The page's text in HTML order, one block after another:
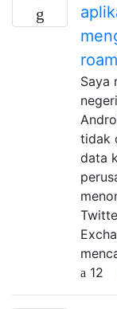
Saya
tidak
data
12